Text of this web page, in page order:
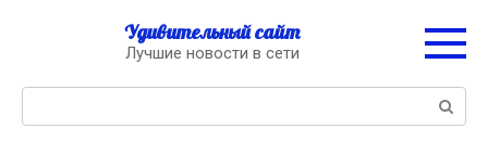
Удивительный сайт
Лучшие новости в сети